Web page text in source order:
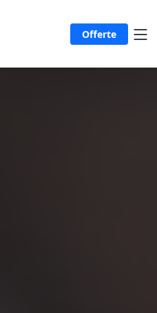
Offerte